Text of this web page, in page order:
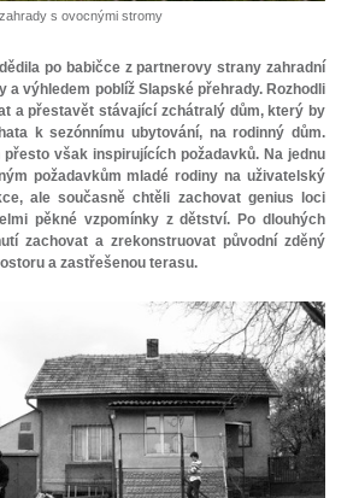
s ovocnými stromy
po babičce z partnerovy strany zahradní
výhledem poblíž Slapské přehrady. Rozhodli
a přestavět stávající zchátralý dům, který by
k sezónnímu ubytování, na rodinný dům.
však inspirujících požadavků. Na jednu
požadavkům mladé rodiny na uživatelský
ale současně chtěli zachovat genius loci
pěkné vzpomínky z dětství. Po dlouhých
zachovat a zrekonstruovat původní zděný
a zastřešenou terasu.